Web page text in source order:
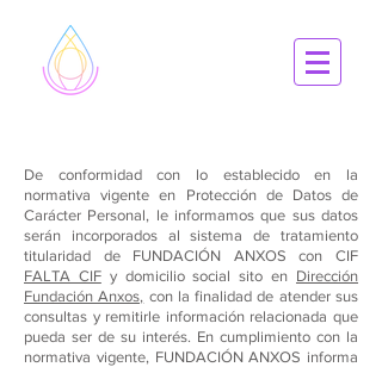
De conformidad con lo establecido en la
normativa vigente en Protección de Datos de
Carácter Personal, le informamos que sus datos
serán incorporados al sistema de tratamiento
titularidad de FUNDACIÓN ANXOS con CIF
FALTA CIFy domicilio social sito en Dirección
Fundación Anxos, con la finalidad de atender sus
consultas y remitirle información relacionada que
pueda ser de su interés. En cumplimiento con la
normativa vigente, FUNDACIÓN ANXOS informa